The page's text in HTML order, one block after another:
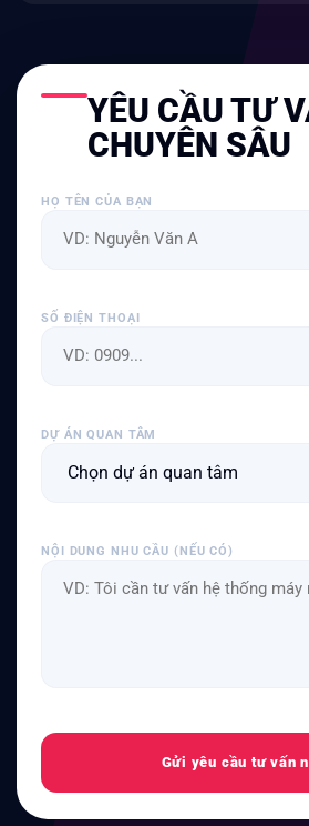
YÊU CẦU TƯ
CHUYÊN SÂU
HỌ TÊN CỦA BẠN
SỐ ĐIỆN THOẠI
DỰ ÁN QUAN TÂM
NỘI DUNG NHU CẦU (NẾU CÓ)
Gửi yêu cầu tư vấn